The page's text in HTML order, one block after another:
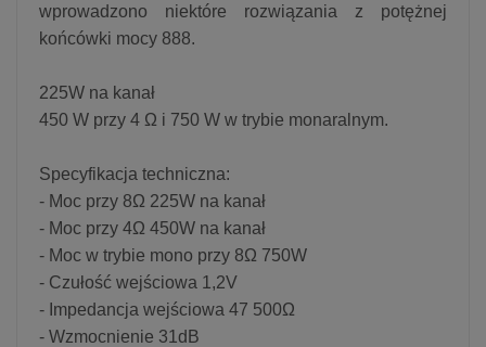
wprowadzono niektóre rozwiązania z potężnej
końcówki mocy 888.
225W na kanał
450 W przy 4 Ω i 750 W w trybie monaralnym.
Specyfikacja techniczna:
- Moc przy 8Ω 225W na kanał
- Moc przy 4Ω 450W na kanał
- Moc w trybie mono przy 8Ω 750W
- Czułość wejściowa 1,2V
- Impedancja wejściowa 47 500Ω
- Wzmocnienie 31dB